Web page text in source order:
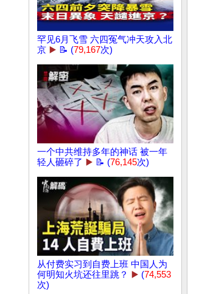
罕见6月飞雪 六四冤气冲天攻入北
京 ▶️ 📝 (79,167次)
一个中共维持多年的神话 被一年
轻人砸碎了 ▶️ 📝 (76,145次)
从付费实习到自费上班 中国人为
何明知火坑还往里跳？
▶️ (74,553
次)